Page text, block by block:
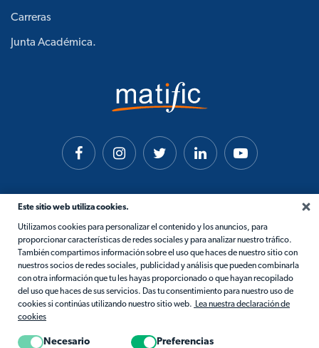
Este sitio web utiliza cookies.
Utilizamos cookies para personalizar el contenido y los anuncios, para
proporcionar características de redes sociales y para analizar nuestro tráfico.
También compartimos información sobre el uso que haces de nuestro sitio con
nuestros socios de redes sociales, publicidad y análisis que pueden combinarla
con otra información que tu les hayas proporcionado o que hayan recopilado
del uso que haces de sus servicios. Das tu consentimiento para nuestro uso de
cookies si continúas utilizando nuestro sitio web. Lea nuestra declaración de
cookies
Necesario Preferencias
Carreras
Junta Académica.